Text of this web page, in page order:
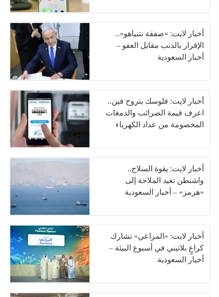
أخبار لايت: «صفقة نتنياهو»..
الإقرار بالذنب مقابل العفو –
أخبار السعودية
أخبار لايت: فلوسك بتروح فين..
اعرف قيمة الضرائب والدمغات
المخصومة من عداد الكهرباء
أخبار لايت: بقوة السلاح..
واشنطن تعيد الملاحة إلى
«هرمز» – أخبار السعودية
أخبار لايت: «المراعي» تشارك
كراعٍ بلاتيني في أسبوع البيئة –
أخبار السعودية